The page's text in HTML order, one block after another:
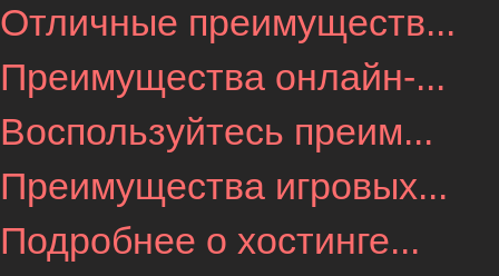
Отличные преимуществ...
Преимущества онлайн-...
Воспользуйтесь преим...
Преимущества игровых...
Подробнее о хостинге...